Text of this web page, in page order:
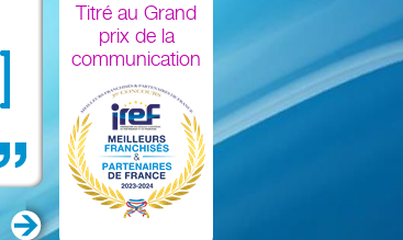
Titré au Grand
prix de la
communication